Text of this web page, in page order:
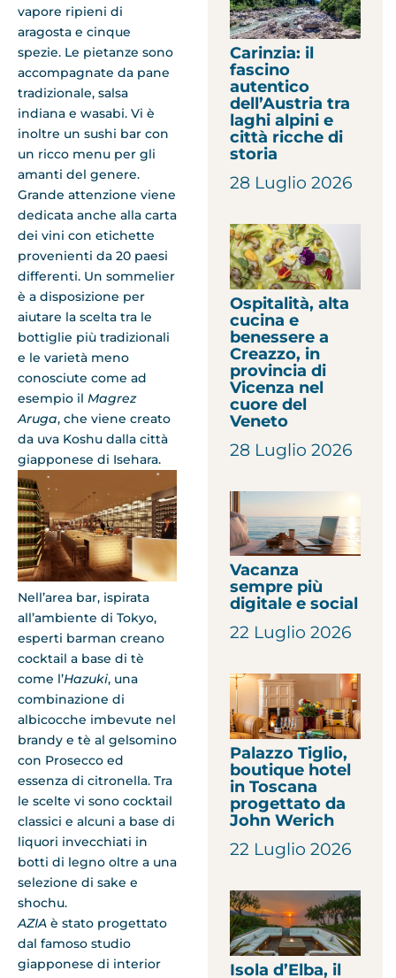
vapore ripieni di
aragosta e cinque
spezie. Le pietanze sono
accompagnate da pane
tradizionale, salsa
indiana e wasabi. Vi è
inoltre un sushi bar con
un ricco menu per gli
amanti del genere.
Grande attenzione viene
dedicata anche alla carta
dei vini con etichette
provenienti da 20 paesi
differenti. Un sommelier
è a disposizione per
aiutare la scelta tra le
bottiglie più tradizionali
e le varietà meno
conosciute come ad
esempio il Magrez
Aruga, che viene creato
da uva Koshu dalla città
giapponese di Isehara.
Nell’area bar, ispirata
all’ambiente di Tokyo,
esperti barman creano
cocktail a base di tè
come l’Hazuki, una
combinazione di
albicocche imbevute nel
brandy e tè al gelsomino
con Prosecco ed
essenza di citronella. Tra
le scelte vi sono cocktail
classici e alcuni a base di
liquori invecchiati in
botti di legno oltre a una
selezione di sake e
shochu.
AZIA è stato progettato
dal famoso studio
giapponese di interior
Carinzia: il
fascino
autentico
dell’Austria tra
laghi alpini e
città ricche di
storia
28 Luglio 2026
Ospitalità, alta
cucina e
benessere a
Creazzo, in
provincia di
Vicenza nel
cuore del
Veneto
28 Luglio 2026
Vacanza
sempre più
digitale e social
22 Luglio 2026
Palazzo Tiglio,
boutique hotel
in Toscana
progettato da
John Werich
22 Luglio 2026
Isola d’Elba, il